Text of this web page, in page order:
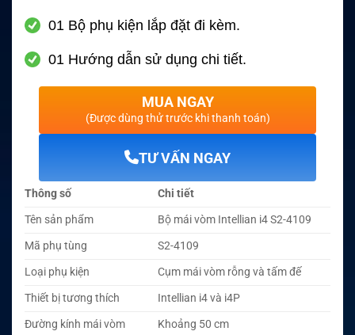
01 Bộ phụ kiện lắp đặt đi kèm.
01 Hướng dẫn sử dụng chi tiết.
MUA NGAY
(Được dùng thử trước khi thanh toán)
TƯ VẤN NGAY
Thông số
Chi tiết
Tên sản phẩm
Bộ mái vòm Intellian i4 S2-4109
Mã phụ tùng
S2-4109
Loại phụ kiện
Cụm mái vòm rỗng và tấm đế
Thiết bị tương thích
Intellian i4 và i4P
Đường kính mái vòm
Khoảng 50 cm